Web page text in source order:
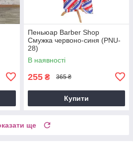
Пеньюар Barber Shop
Смужка червоно-синя (PNU-
28)
В наявності
255 ₴ 365 ₴
Купити
ще